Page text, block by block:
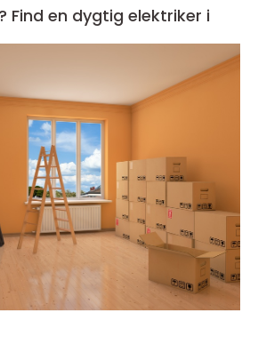
Find en dygtig elektriker i